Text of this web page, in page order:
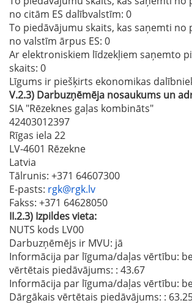
no citām ES dalībvalstīm: 0
To piedāvājumu skaits, kas saņemti
no valstīm ārpus ES: 0
Ar elektroniskiem līdzekļiem saņemto
skaits: 0
Līgums ir piešķirts ekonomikas
V.2.3) Darbuzņēmēja nosaukums un
SIA "Rēzeknes gaļas kombināts"
42403012397
Rīgas iela 22
LV-4601 Rēzekne
Latvia
Tālrunis: +371 64607300
E-pasts: rgk@rgk.lv
Fakss: +371 64628050
II.2.3) Izpildes vieta:
NUTS kods LV00
Darbuzņēmējs ir MVU: jā
Informācija par līguma/daļas vērtību:
vērtētais piedāvājums: : 43.67
Informācija par līguma/daļas vērtību:
Dārgākais vērtētais piedāvājums: :